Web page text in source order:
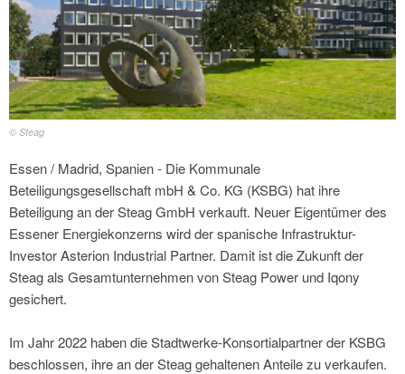
© Steag
Essen / Madrid, Spanien - Die Kommunale
Beteiligungsgesellschaft mbH & Co. KG (KSBG) hat ihre
Beteiligung an der Steag GmbH verkauft. Neuer Eigentümer des
Essener Energiekonzerns wird der spanische Infrastruktur-
Investor Asterion Industrial Partner. Damit ist die Zukunft der
Steag als Gesamtunternehmen von Steag Power und Iqony
gesichert.
Im Jahr 2022 haben die Stadtwerke-Konsortialpartner der KSBG
beschlossen, ihre an der Steag gehaltenen Anteile zu verkaufen.